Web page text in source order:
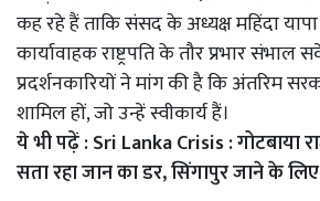
कह रहे हैं ताकि संसद के अध्यक्ष महिंदा
कार्यावाहक राष्ट्रपति के तौर प्रभार संभाल
प्रदर्शनकारियों ने मांग की है कि अंतरिम
शामिल हों, जो उन्हें स्वीकार्य हैं।
ये भी पढ़ें :Sri Lanka Crisis : गोटबाया
सता रहा जान का डर, सिंगापुर जाने के लिए